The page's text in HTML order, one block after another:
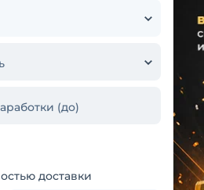
(до)
доставки